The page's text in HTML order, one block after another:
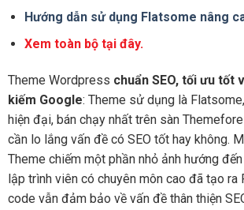
Hướng dẫn sử dụng Flatsome nâng
Xem toàn bộ tại đây.
Theme Wordpress chuẩn SEO, tối ưu tốt
kiếm Google: Theme sử dụng là
hiện đại, bán chạy nhất trên sàn
cần lo lắng vấn đề có SEO tốt hay không.
Theme chiếm một phần nhỏ ảnh hướng đến
lập trình viên có chuyên môn cao đã tạo ra
code vẫn đảm bảo về vấn đề thân thiện